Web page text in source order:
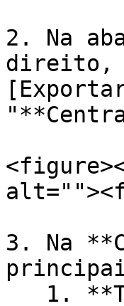
2. Na
direito,
3. Na